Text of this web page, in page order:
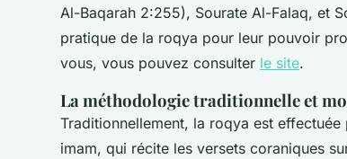
Al-Baqarah 2:255), Sourate Al-Falaq, et
pratique de la roqya pour leur pouvoir
vous, vous pouvez consulter le site.
La méthodologie traditionnelle et
Traditionnellement, la roqya est
imam, qui récite les versets coraniques